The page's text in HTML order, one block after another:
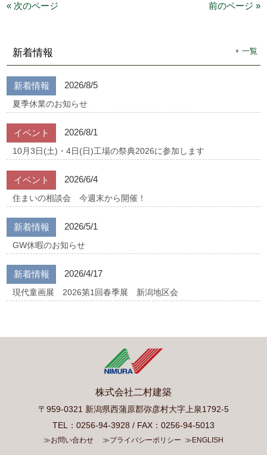
« 次のページ 前のページ »
新着情報 一覧
新着情報 2026/8/5
夏季休業のお知らせ
イベント 2026/8/1
10月3日(土)・4日(日)工場の祭典2026に参加します
イベント 2026/6/4
住まいの相談会 今週末から開催！
新着情報 2026/5/1
GW休暇のお知らせ
新着情報 2026/4/17
現代童画展 2026第1回春季展 新潟地区会
株式会社二村建築
〒959-0321 新潟県西蒲原郡弥彦村大字上泉1792-5
TEL：0256-94-3928 / FAX：0256-94-5013
≫お問い合わせ ≫プライバシーポリシー ≫ENGLISH